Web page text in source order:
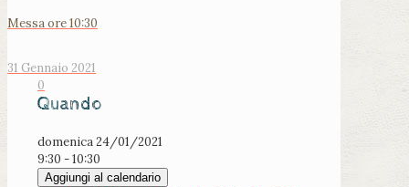
Messa ore 10:30
31 Gennaio 2021
0
Quando
domenica 24/01/2021
9:30 - 10:30
Aggiungi al calendario